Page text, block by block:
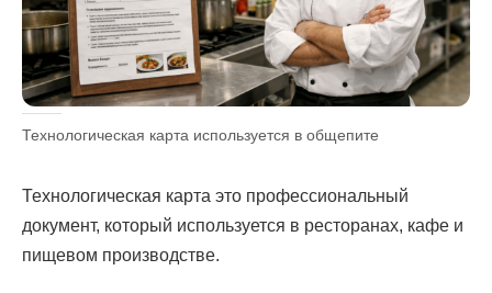
Технологическая карта используется в общепите
Технологическая карта это профессиональный
документ, который используется в ресторанах, кафе и
пищевом производстве.